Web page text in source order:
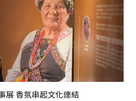
展 香氛串起文化連結